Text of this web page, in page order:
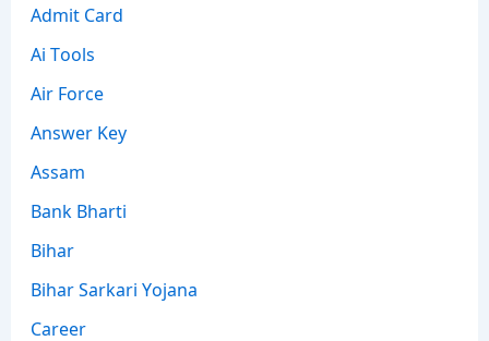
Admit Card
Ai Tools
Air Force
Answer Key
Assam
Bank Bharti
Bihar
Bihar Sarkari Yojana
Career